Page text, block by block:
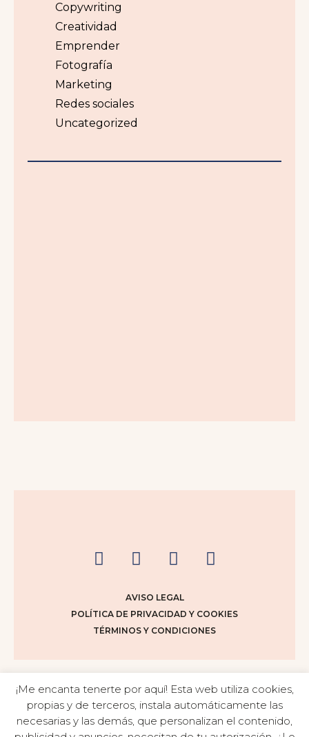
Copywriting
Creatividad
Emprender
Fotografía
Marketing
Redes sociales
Uncategorized
AVISO LEGAL
POLÍTICA DE PRIVACIDAD Y COOKIES
TÉRMINOS Y CONDICIONES
© 2026 SUSANA TORRALBO
diseño: mintha estudio
¡Me encanta tenerte por aquí! Esta web utiliza cookies,
propias y de terceros, instala automáticamente las
necesarias y las demás, que personalizan el contenido,